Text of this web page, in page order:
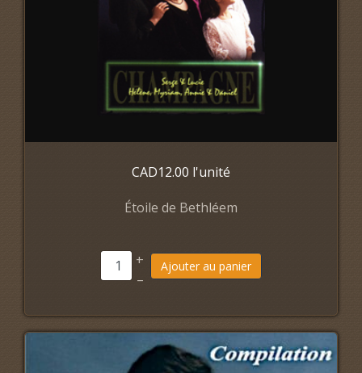
CAD12.00 l'unité
Étoile de Bethléem
+
–
Ajouter au panier